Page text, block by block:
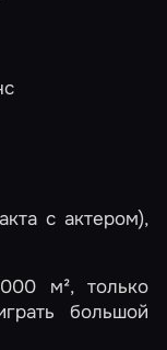
с актером),
м², только
большой